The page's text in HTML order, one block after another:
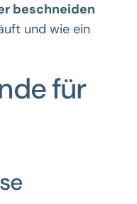
beschneiden
und wie ein
für